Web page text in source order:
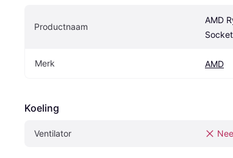
Productnaam
AMD
Merk AMD
Koeling
Ventilator Nee